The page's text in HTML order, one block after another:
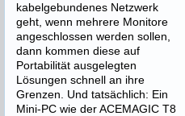
kabelgebundenes Netzwerk
geht, wenn mehrere Monitore
angeschlossen werden sollen,
dann kommen diese auf
Portabilität ausgelegten
Lösungen schnell an ihre
Grenzen. Und tatsächlich: Ein
Mini-PC wie der ACEMAGIC T8